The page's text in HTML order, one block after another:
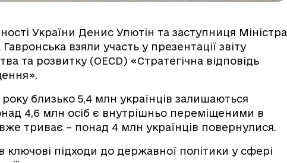
України Денис Улютін та заступниця Міністра
взяли участь у презентації звіту
та розвитку (OECD) «Стратегічна відповідь
близько 5,4 млн українців залишаються
4,6 млн осіб є внутрішньо переміщеними в
триває – понад 4 млн українців повернулися.
ключові підходи до державної політики у сфері